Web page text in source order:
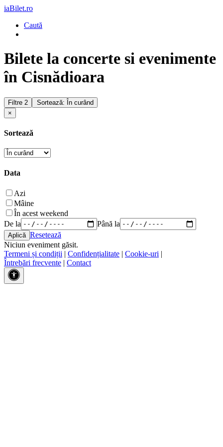
iaBilet.ro
Caută
Bilete la concerte si evenimente
în Cisnădioara
Filtre 2
Sortează: În curând
×
Sortează
Data
Azi
Mâine
În acest weekend
De la
Până la
Resetează
Niciun eveniment găsit.
Termeni și condiții | Confidențialitate | Cookie-uri |
Întrebări frecvente | Contact